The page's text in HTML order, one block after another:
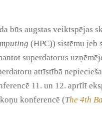
būs augstas veiktspējas
(HPC)) sistēmu jeb
superdatorus
attīstībā
11. un 12. aprīlī
konferencē (The 4th